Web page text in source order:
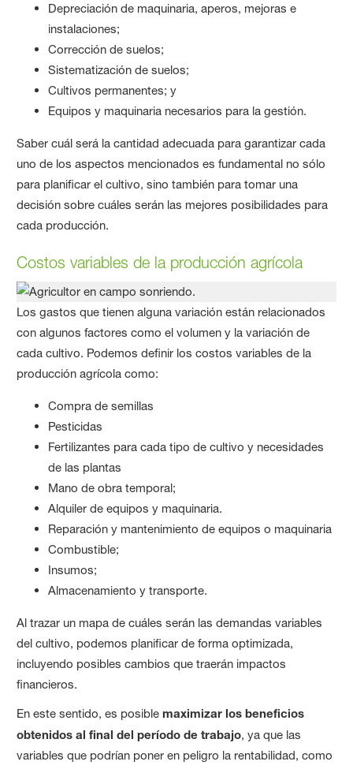
Depreciación de maquinaria, aperos, mejoras e
instalaciones;
Corrección de suelos;
Sistematización de suelos;
Cultivos permanentes; y
Equipos y maquinaria necesarios para la gestión.
Saber cuál será la cantidad adecuada para garantizar cada
uno de los aspectos mencionados es fundamental no sólo
para planificar el cultivo, sino también para tomar una
decisión sobre cuáles serán las mejores posibilidades para
cada producción.
Costos variables de la producción agrícola
Los gastos que tienen alguna variación están relacionados
con algunos factores como el volumen y la variación de
cada cultivo. Podemos definir los costos variables de la
producción agrícola como:
Compra de semillas
Pesticidas
Fertilizantes para cada tipo de cultivo y necesidades
de las plantas
Mano de obra temporal;
Alquiler de equipos y maquinaria.
Reparación y mantenimiento de equipos o maquinaria
Combustible;
Insumos;
Almacenamiento y transporte.
Al trazar un mapa de cuáles serán las demandas variables
del cultivo, podemos planificar de forma optimizada,
incluyendo posibles cambios que traerán impactos
financieros.
En este sentido, es posiblemaximizar los beneficios
obtenidos al final del período de trabajo, ya que las
variables que podrían poner en peligro la rentabilidad, como